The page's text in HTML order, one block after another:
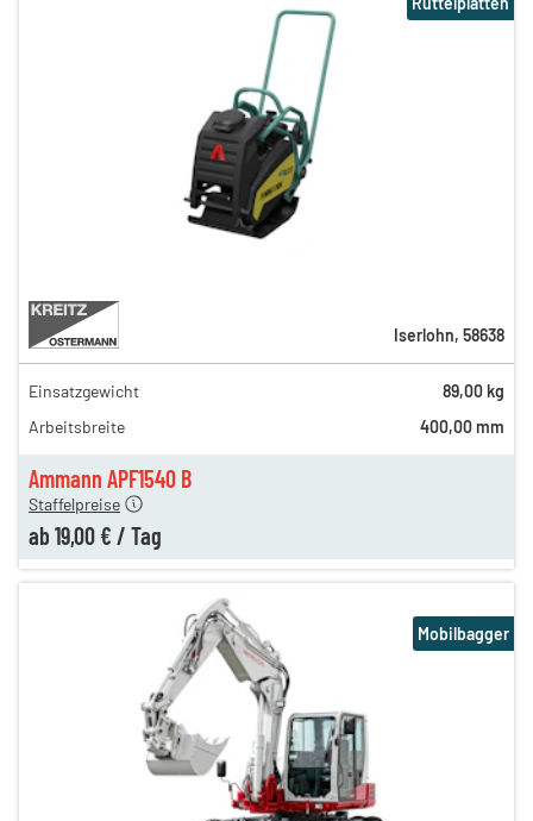
Ammann APF1540 B
31,00 €
25,00 €
Staffelpreise
ab 19,00 € / Tag
Iserlohn, 58638
Einsatzgewicht
89,00 kg
Arbeitsbreite
400,00 mm
Mobilbagger